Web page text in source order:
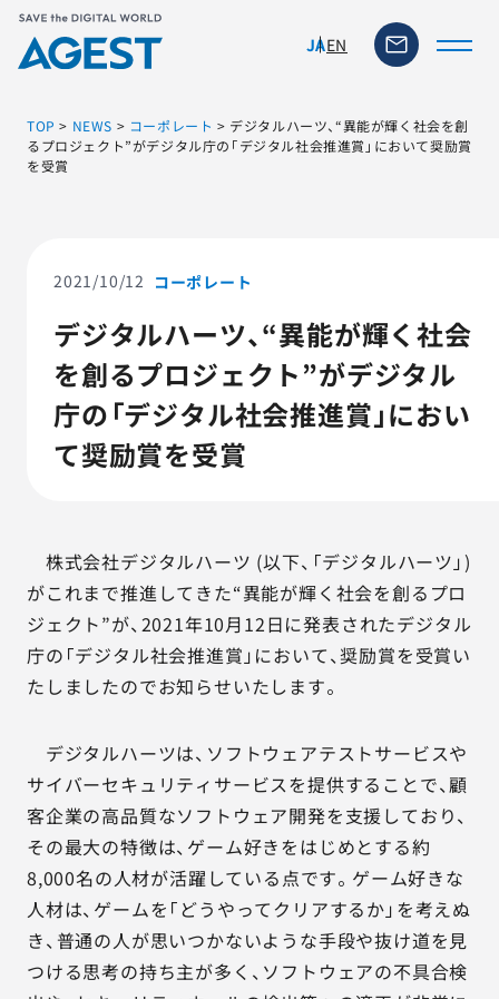
JAEN
脆弱性リスク管理ツール
TFACT (AIテストツール)
ニュース
セミナー・イベント
事例紹介
品質コラム
会社情報
サービス詳細資料 見積・お問い合わせ
サービスお問い合わせ専用番号
03-6865-4864
※その他のご連絡は 03-5333-1246
TOP > NEWS > コーポレート > デジタルハーツ、“異能が輝く社会を創
るプロジェクト”がデジタル庁の「デジタル社会推進賞」において奨励賞
を受賞
2021/10/12 コーポレート
デジタルハーツ、“異能が輝く社会
を創るプロジェクト”がデジタル
庁の「デジタル社会推進賞」におい
て奨励賞を受賞
株式会社デジタルハーツ (以下、「デジタルハーツ」)
がこれまで推進してきた“異能が輝く社会を創るプロ
ジェクト”が、2021年10月12日に発表されたデジタル
庁の「デジタル社会推進賞」において、奨励賞を受賞い
たしましたのでお知らせいたします。
デジタルハーツは、ソフトウェアテストサービスや
サイバーセキュリティサービスを提供することで、顧
客企業の高品質なソフトウェア開発を支援しており、
その最大の特徴は、ゲーム好きをはじめとする約
8,000名の人材が活躍している点です。ゲーム好きな
人材は、ゲームを「どうやってクリアするか」を考えぬ
き、普通の人が思いつかないような手段や抜け道を見
つける思考の持ち主が多く、ソフトウェアの不具合検